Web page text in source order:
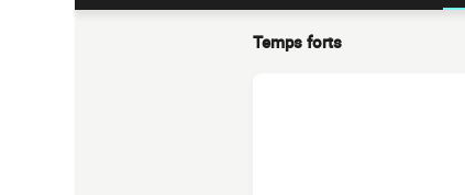
Temps forts